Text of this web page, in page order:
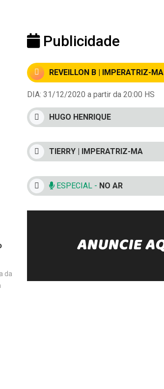
da
Publicidade
REVEILLON B | IMPERATRIZ-MA
DIA: 31/12/2020 a partir da 20:00 HS
HUGO HENRIQUE
TIERRY | IMPERATRIZ-MA
ESPECIAL - NO AR